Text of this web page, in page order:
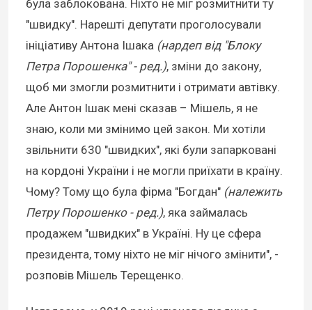
була заблокована. Ніхто не міг розмитнити ту
"швидку". Нарешті депутати проголосували
ініціативу Антона Ішака (нардеп від "Блоку
Петра Порошенка" - ред.), зміни до закону,
щоб ми змогли розмитнити і отримати автівку.
Але Антон Ішак мені сказав – Мішель, я не
знаю, коли ми змінимо цей закон. Ми хотіли
звільнити 630 "швидких", які були запарковані
на кордоні України і не могли приїхати в країну.
Чому? Тому що була фірма "Богдан" (належить
Петру Порошенко - ред.), яка займалась
продажем "швидких" в Україні. Ну це сфера
президента, тому ніхто не міг нічого змінити", -
розповів Мішель Терещенко.